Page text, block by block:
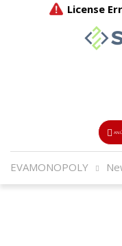
Usuario o
EVAMONOPOLY